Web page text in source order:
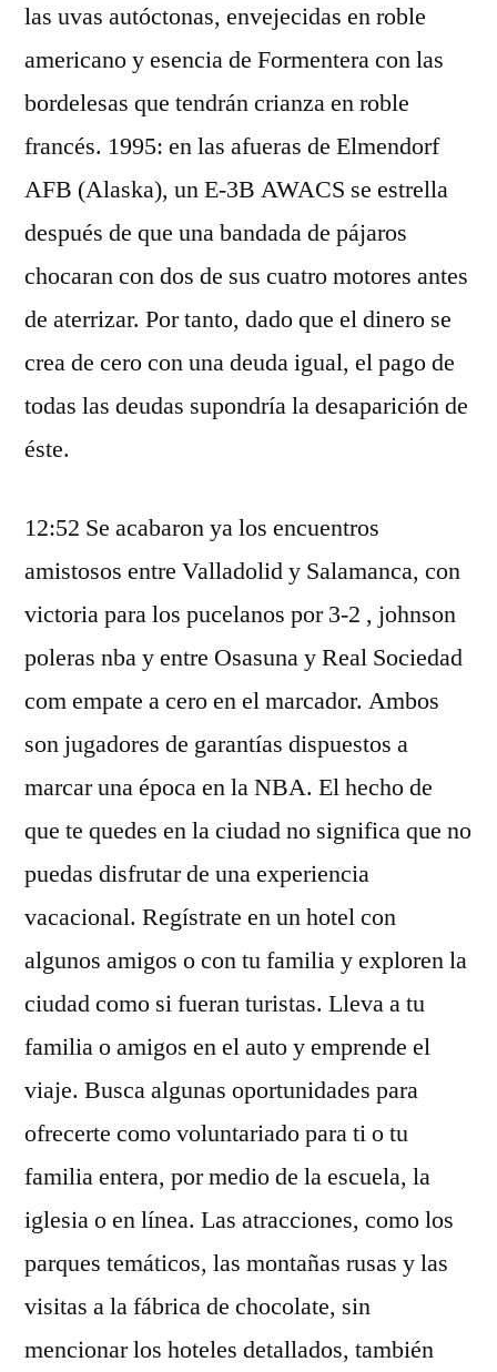
las uvas autóctonas, envejecidas en roble
americano y esencia de Formentera con las
bordelesas que tendrán crianza en roble
francés. 1995: en las afueras de Elmendorf
AFB (Alaska), un E-3B AWACS se estrella
después de que una bandada de pájaros
chocaran con dos de sus cuatro motores antes
de aterrizar. Por tanto, dado que el dinero se
crea de cero con una deuda igual, el pago de
todas las deudas supondría la desaparición de
éste.
12:52 Se acabaron ya los encuentros
amistosos entre Valladolid y Salamanca, con
victoria para los pucelanos por 3-2 , johnson
poleras nba y entre Osasuna y Real Sociedad
com empate a cero en el marcador. Ambos
son jugadores de garantías dispuestos a
marcar una época en la NBA. El hecho de
que te quedes en la ciudad no significa que no
puedas disfrutar de una experiencia
vacacional. Regístrate en un hotel con
algunos amigos o con tu familia y exploren la
ciudad como si fueran turistas. Lleva a tu
familia o amigos en el auto y emprende el
viaje. Busca algunas oportunidades para
ofrecerte como voluntariado para ti o tu
familia entera, por medio de la escuela, la
iglesia o en línea. Las atracciones, como los
parques temáticos, las montañas rusas y las
visitas a la fábrica de chocolate, sin
mencionar los hoteles detallados, también